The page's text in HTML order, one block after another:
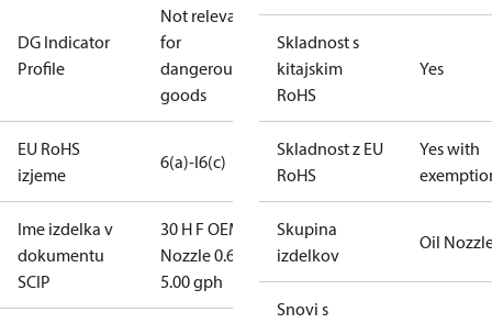
DG Indicator
Profile
Not relevant
for
dangerous
goods
EU RoHS
izjeme
6(a)-I6(c)
Ime izdelka v
dokumentu
SCIP
30 H F OEM -
Nozzle 0.65-
5.00 gph
Skladnost s
kitajskim
RoHS
Yes
Skladnost z EU
RoHS
Yes with
Skupina
izdelkov
Oil
Snovi s